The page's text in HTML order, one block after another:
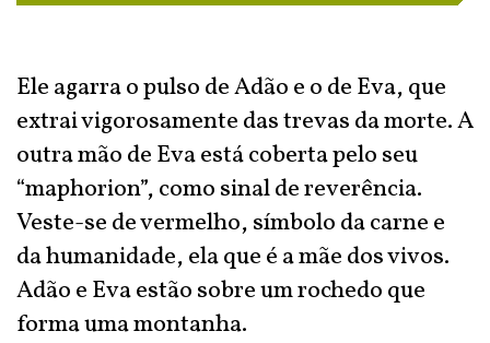
Ele agarra o pulso de Adão e o de Eva, que
extrai vigorosamente das trevas da morte. A
outra mão de Eva está coberta pelo seu
“maphorion”, como sinal de reverência.
Veste-se de vermelho, símbolo da carne e
da humanidade, ela que é a mãe dos vivos.
Adão e Eva estão sobre um rochedo que
forma uma montanha.